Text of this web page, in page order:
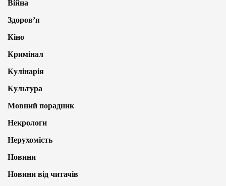
Війна
Здоров’я
Кіно
Кримінал
Кулінарія
Культура
Мовний порадник
Некрологи
Нерухомість
Новини
Новини від читачів